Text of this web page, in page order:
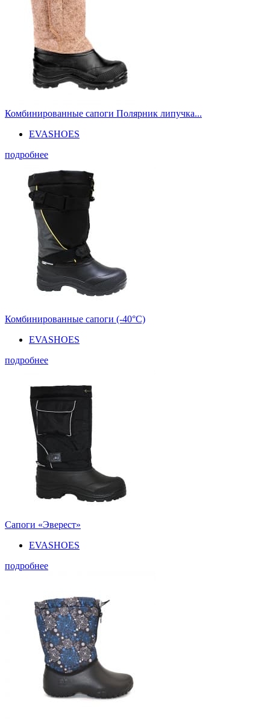
Комбинированные сапоги Полярник липучка...
EVASHOES
подробнее
Комбинированные сапоги (-40°С)
EVASHOES
подробнее
Сапоги «Эверест»
EVASHOES
подробнее